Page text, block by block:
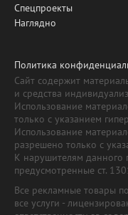
Спецпроекты
Наглядно
Политика
Сайт содержит
и средства
Использование
только с указанием
Использование
разрешено только с
К нарушителям данного
предусмотренные ст.
Все рекламные товары
все услуги -